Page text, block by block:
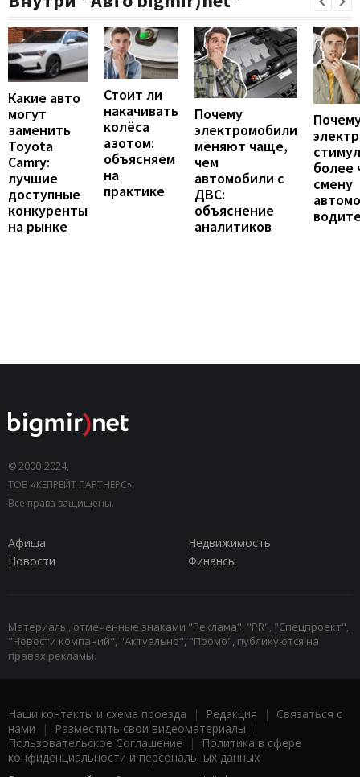
Какие авто
могут
заменить
Toyota
Camry:
лучшие
доступные
конкуренты
на рынке
Стоит ли
накачивать
колёса
азотом:
объясняем
на
практике
Почему
электромобили
меняют чаще,
чем
автомобили с
ДВС:
объяснение
аналитиков
более
смену
© 2000-2024,
ТОВ «КЕПРЕЙТ ПАРТНЕРС».
Все права защищены.
Афиша
Недвижимость
Новости
Финансы
Материалы, отмеченные знаками "Реклама", "PR", "Спецпроект",
"Новости компаний", "Актуально", "Промо", публикуются на
правах рекламы.
Наши контакты и схема проезда | Редакция | Связаться с
нами | Разместить свои видеоматериалы |
Пользовательское Соглашение |
Политика в сфере
конфиденциальности и персональных данных